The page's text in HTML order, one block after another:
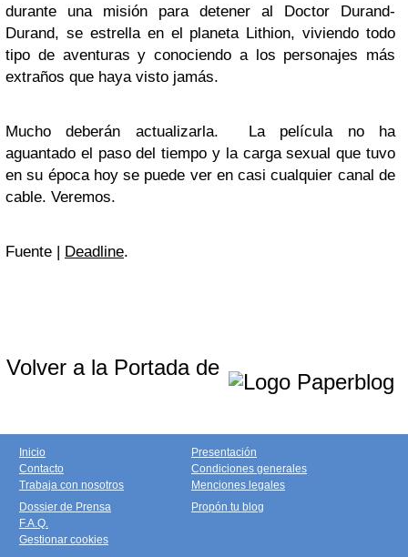
durante una misión para detener al Doctor Durand-
Durand, se estrella en el planeta Lithion, viviendo todo
tipo de aventuras y conociendo a los personajes más
extraños que haya visto jamás.
Mucho deberán actualizarla. La película no ha
aguantado el paso del tiempo y la carga sexual que tuvo
en su época hoy se puede ver en casi cualquier canal de
cable. Veremos.
Fuente | Deadline.
Volver a la Portada de
Inicio
Contacto
Trabaja con nosotros
Presentación
Condiciones generales
Menciones legales
Dossier de Prensa
F.A.Q.
Gestionar cookies
Propón tu blog